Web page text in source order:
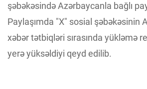
şəbəkəsində Azərbaycanla bağlı
Paylaşımda "X" sosial şəbəkəsinin
xəbər tətbiqləri sırasında yükləmə
yerə yüksəldiyi qeyd edilib.